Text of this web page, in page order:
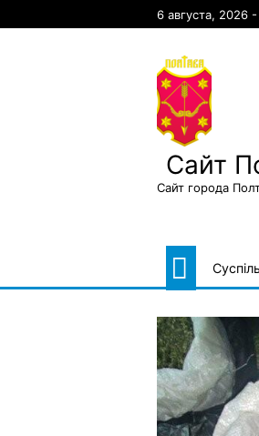
6 августа, 2026
Сайт
Сайт города